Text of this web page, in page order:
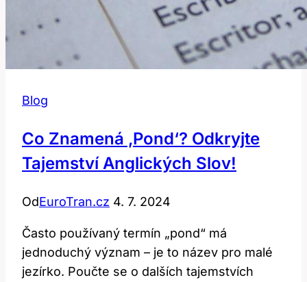
Blog
Co Znamená ‚pond‘? Odkryjte
Tajemství Anglických Slov!
OdEuroTran.cz 4. 7. 2024
Často používaný termín „pond“ má
jednoduchý význam – je to název pro malé
jezírko. Poučte se o dalších tajemstvích